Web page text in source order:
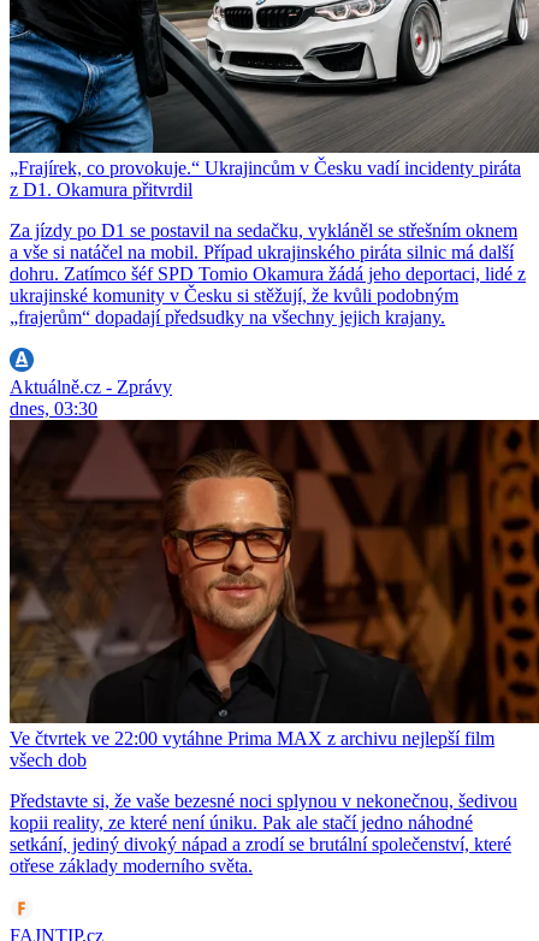
„Frajírek, co provokuje.“ Ukrajincům v Česku vadí incidenty piráta
z D1. Okamura přitvrdil
Za jízdy po D1 se postavil na sedačku, vykláněl se střešním oknem
a vše si natáčel na mobil. Případ ukrajinského piráta silnic má další
dohru. Zatímco šéf SPD Tomio Okamura žádá jeho deportaci, lidé z
ukrajinské komunity v Česku si stěžují, že kvůli podobným
„frajerům“ dopadají předsudky na všechny jejich krajany.
Aktuálně.cz - Zprávy
dnes, 03:30
Ve čtvrtek ve 22:00 vytáhne Prima MAX z archivu nejlepší film
všech dob
Představte si, že vaše bezesné noci splynou v nekonečnou, šedivou
kopii reality, ze které není úniku. Pak ale stačí jedno náhodné
setkání, jediný divoký nápad a zrodí se brutální společenství, které
otřese základy moderního světa.
FAJNTIP.cz